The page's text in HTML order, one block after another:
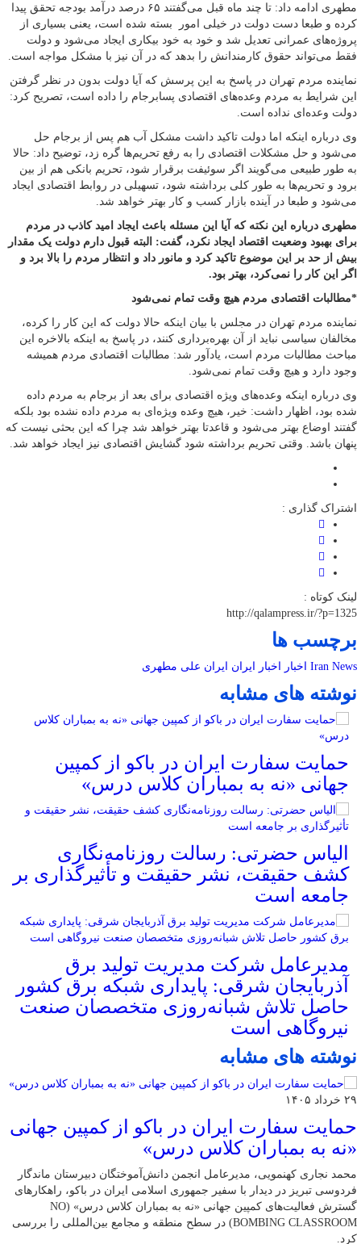
مطهری ادامه داد:‌ تا چند ماه قبل می‌گفتند ۶۵ درصد درآمد بودجه تحقق پیدا
کرده و طبعا دست دولت در خیلی امور بسته شده است، یعنی بسیاری از
پروژه‌های عمرانی تعدیل شد و خود به خود بیکاری ایجاد می‌شود و دولت
فقط می‌تواند حقوق کارمندانش را بدهد که در آن نیز با مشکل مواجه است.
نماینده مردم تهران در پاسخ به این پرسش که آیا دولت بدون در نظر گرفتن
این شرایط به مردم وعده‌های اقتصادی پسابرجام را داده است، تصریح کرد:
دولت وعده‌ای نداده است.
وی درباره اینکه اما دولت تاکید داشت مشکل آب هم پس از برجام حل
می‌شود و حل مشکلات اقتصادی را به رفع تحریم‌ها گره زد، توضیح داد: حالا
به طور طبیعی می‌گویند اگر سوئیفت برقرار شود، تحریم بانکی هم از بین
برود و تحریم‌ها به طور کلی برداشته شود، تسهیلی در روابط اقتصادی ایجاد
می‌شود و طبعا در آینده بازار کسب و کار بهتر خواهد شد.
مطهری درباره این نکته که آیا این مسئله باعث ایجاد امید کاذب در مردم
برای بهبود وضعیت اقتصاد ایجاد نکرد، گفت: البته قبول دارم دولت یک مقدار
بیش از حد بر این موضوع تاکید کرد و مانور داد و انتظار مردم را بالا برد و
اگر این کار را نمی‌کرد، بهتر بود.
*مطالبات اقتصادی مردم هیچ وقت تمام نمی‌شود
نماینده مردم تهران در مجلس با بیان اینکه حالا دولت که این کار را کرده،
مخالفان سیاسی نباید از آن بهره‌برداری کنند، در پاسخ به اینکه بالاخره این
مباحث مطالبات مردم است، یادآور شد: مطالبات اقتصادی مردم همیشه
وجود دارد و هیچ وقت تمام نمی‌شود.
وی درباره اینکه وعده‌های ویژه اقتصادی برای بعد از برجام به مردم داده
شده بود، اظهار داشت: خیر، هیچ وعده ویژه‌ای به مردم داده نشده بود بلکه
گفتند اوضاع بهتر می‌شود و قاعدتا بهتر خواهد شد چرا که این بحثی نیست که
پنهان باشد. وقتی تحریم برداشته شود گشایش اقتصادی نیز ایجاد خواهد شد.
اشتراک گذاری :
لینک کوتاه :
http://qalampress.ir/?p=1325
برچسب ها
Iran News اخبار اخبار ایران ایران علی مطهری
نوشته های مشابه
حمایت سفارت ایران در باکو از کمپین
جهانی «نه به بمباران کلاس درس»
الیاس حضرتی: رسالت روزنامه‌نگاری
کشف حقیقت، نشر حقیقت و تأثیرگذاری بر
جامعه است
مدیرعامل شرکت مدیریت تولید برق
آذربایجان شرقی: پایداری شبکه برق کشور
حاصل تلاش شبانه‌روزی متخصصان صنعت
نیروگاهی است
نوشته های مشابه
۲۹ خرداد ۱۴۰۵
حمایت سفارت ایران در باکو از کمپین جهانی
«نه به بمباران کلاس درس»
محمد نجاری کهنمویی، مدیرعامل انجمن دانش‌آموختگان دبیرستان ماندگار
فردوسی تبریز در دیدار با سفیر جمهوری اسلامی ایران در باکو، راهکارهای
گسترش فعالیت‌های کمپین جهانی «نه به بمباران کلاس درس» (NO
BOMBING CLASSROOM) در سطح منطقه و مجامع بین‌المللی را بررسی
کرد.